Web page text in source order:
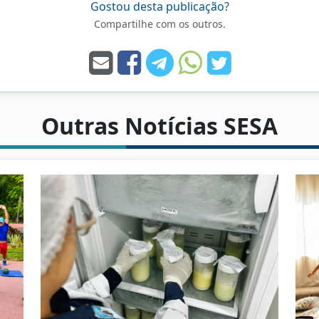
Gostou desta publicação?
Compartilhe com os outros.
Outras Notícias SESA